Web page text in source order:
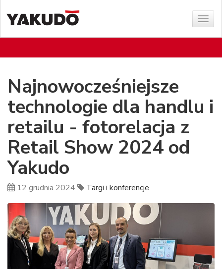
menu
Najnowocześniejsze
technologie dla handlu i
retailu - fotorelacja z
Retail Show 2024 od
Yakudo
12 grudnia 2024 Targi i konferencje